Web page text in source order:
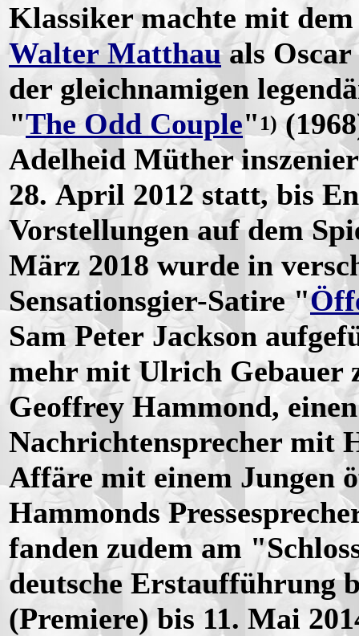
Klassiker machte mit dem
Walter Matthauals
der gleichnamigen
"The Odd Couple" 1)
Adelheid Müther
28. April 2012 statt, bis
Vorstellungen auf dem
März 2018 wurde in
Sensationsgier-Satire "
Sam Peter Jackson
mehr mit Ulrich Gebauer
Geoffrey Hammond,
Nachrichtensprecher mit
Affäre mit einem Jungen
Hammonds
fanden zudem am
deutsche Erstaufführung
(Premiere) bis 11. Mai